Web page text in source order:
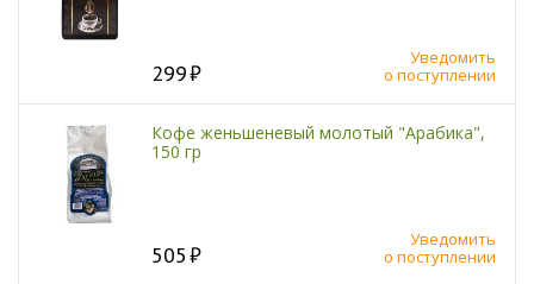
299
Уведомить
о поступлении
Кофе женьшеневый молотый "Арабика",
150 гр
505
Уведомить
о поступлении